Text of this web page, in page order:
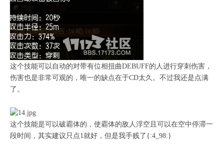
这个技能可以自动的对带有位相扭曲DEBUFF的人进行穿刺伤害，
伤害也是非常可观的，唯一的缺点在于CD太久。不过我还是点满
了。
这个技能是可以破霸体的，使霸体的敌人浮空且可以在空中停滞一
段时间，其实建议只点1就好，但是我手贱了{:4_98:}